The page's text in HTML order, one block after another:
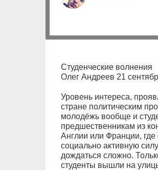
Студенческие волнения
Олег Андреев 21
Уровень интереса,
стране политическим
молодёжь вообще и
предшественникам из
Англии или Франции, где
социально активную
дождаться сложно.
студенты вышли на